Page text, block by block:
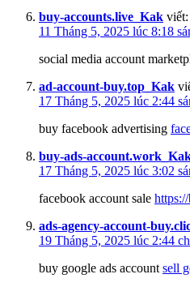
buy-accounts.live_Kak viết:
11 Tháng 5, 2025 lúc 8:18
social media account
ad-account-buy.top_Kak
17 Tháng 5, 2025 lúc 2:44
buy facebook advertising
buy-ads-
17 Tháng 5, 2025 lúc 3:02
facebook account sale
ads-agency-account-
19 Tháng 5, 2025 lúc 2:44
buy google ads account sell